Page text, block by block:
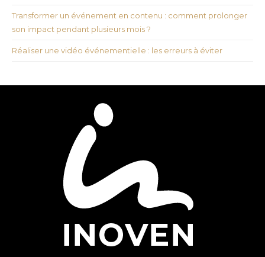
Transformer un événement en contenu : comment prolonger
son impact pendant plusieurs mois ?
Réaliser une vidéo événementielle : les erreurs à éviter